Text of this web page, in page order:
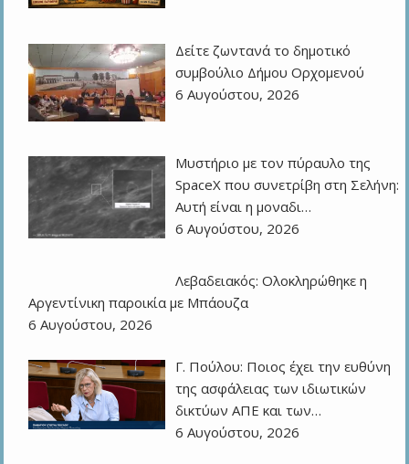
Δείτε ζωντανά το δημοτικό
συμβούλιο Δήμου Ορχομενού
6 Αυγούστου, 2026
Μυστήριο με τον πύραυλο της
SpaceX που συνετρίβη στη Σελήνη:
Αυτή είναι η μοναδι…
6 Αυγούστου, 2026
Λεβαδειακός: Ολοκληρώθηκε η
Αργεντίνικη παροικία με Μπάουζα
6 Αυγούστου, 2026
Γ. Πούλου: Ποιος έχει την ευθύνη
της ασφάλειας των ιδιωτικών
δικτύων ΑΠΕ και των…
6 Αυγούστου, 2026